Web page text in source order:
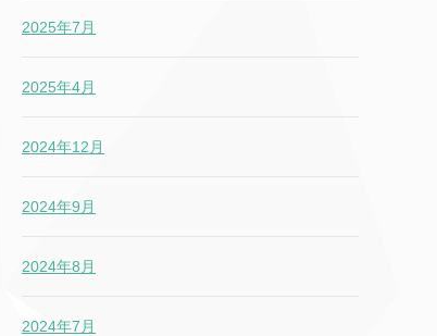
2025年7月
2025年4月
2024年12月
2024年9月
2024年8月
2024年7月